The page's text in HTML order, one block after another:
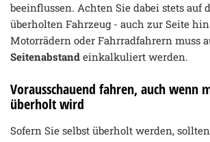
beeinflussen. Achten Sie dabei stets auf
überholten Fahrzeug - auch zur Seite
Motorrädern oder Fahrradfahrern muss
Seitenabstand einkalkuliert werden.
Vorausschauend fahren, auch wenn
überholt wird
Sofern Sie selbst überholt werden,